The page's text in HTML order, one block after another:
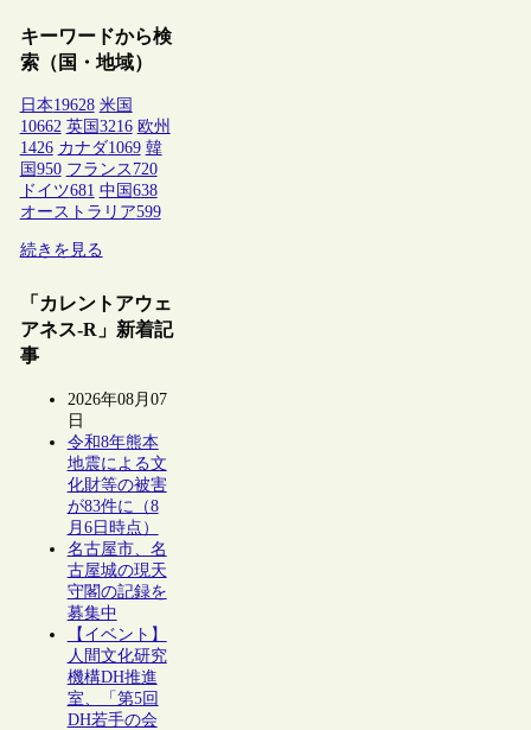
キーワードから検
索（国・地域）
日本19628 米国
10662 英国 3216 欧州
1426 カナダ1069 韓
国 950 フランス 720
ドイツ681 中国 638
オーストラリア599
続きを見る
「カレントアウェ
アネス-R」新着記
事
2026年08月07
日
令和8年熊本
地震による文
化財等の被害
が83件に（8
月6日時点）
名古屋市、名
古屋城の現天
守閣の記録を
募集中
【イベント】
人間文化研究
機構DH推進
室、「第5回
DH若手の会